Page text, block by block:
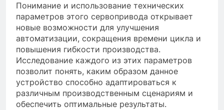
Понимание и использование технических
параметров этого сервопривода открывает
новые возможности для улучшения
автоматизации, сокращения времени цикла и
повышения гибкости производства.
Исследование каждого из этих параметров
позволит понять, каким образом данное
устройство способно адаптироваться к
различным производственным сценариям и
обеспечить оптимальные результаты.